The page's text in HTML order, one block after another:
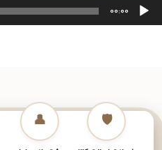
00:00
🛡️
👤